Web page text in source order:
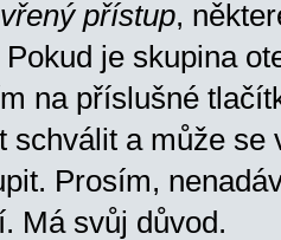
přístup,
je skupina
na příslušné
schválit a může se
Prosím,
Má svůj důvod.